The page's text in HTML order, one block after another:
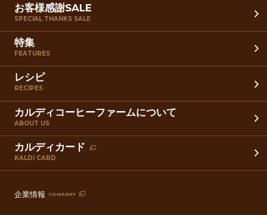
お客様感謝SALE
SPECIAL THANKS SALE
特集
FEATURES
レシピ
RECIPES
カルディコーヒーファームについて
ABOUT US
カルディカード
KALDI CARD
企業情報 COMPANY